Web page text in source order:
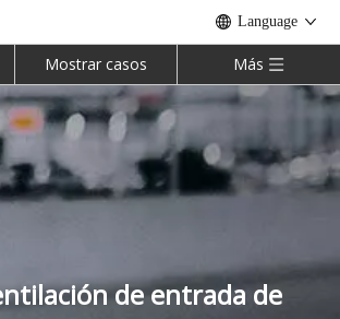
Language
Mostrar casos Más
de entrada de
Kit de carrocería McLaren 540c 570s 570gt 600LT Kit de carrocería Mansory de media fibra de carbono para Rolls Royce Cullinan